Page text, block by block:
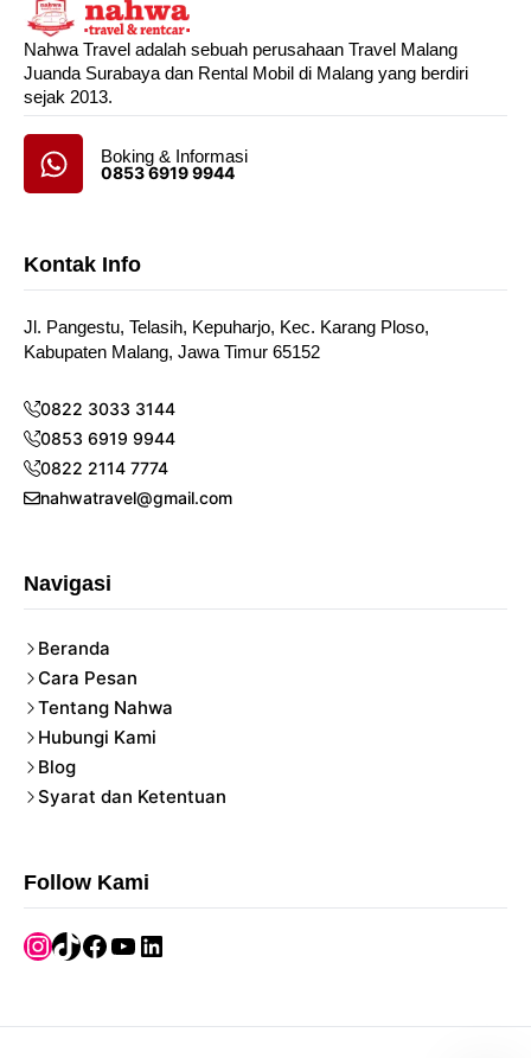
Nahwa Travel adalah sebuah perusahaan Travel Malang
Juanda Surabaya dan Rental Mobil di Malang yang berdiri
sejak 2013.
Boking & Informasi
0853 6919 9944
Kontak Info
Jl. Pangestu, Telasih, Kepuharjo, Kec. Karang Ploso,
Kabupaten Malang, Jawa Timur 65152
0822 3033 3144
0853 6919 9944
0822 2114 7774
nahwatravel@gmail.com
Navigasi
Beranda
Cara Pesan
Tentang Nahwa
Hubungi Kami
Blog
Syarat dan Ketentuan
Follow Kami
Instagram
TikTok
Facebook
YouTube
LinkedIn